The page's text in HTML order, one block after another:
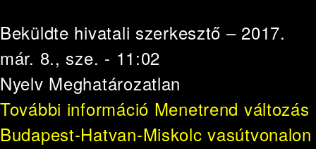
Beküldte hivatali szerkesztő – 2017.
már. 8., sze. - 11:02
Nyelv Meghatározatlan
További információ Menetrend változás
Budapest-Hatvan-Miskolc vasútvonalon